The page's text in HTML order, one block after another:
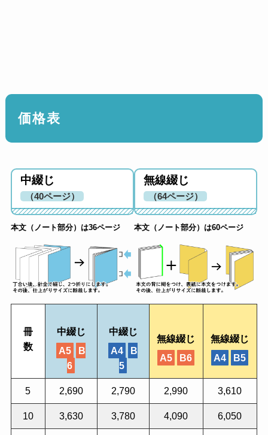
価格表
中綴じ
（40ページ）
本文（ノート部分）は36ページ
無線綴じ
（64ページ）
本文（ノート部分）は60ページ
冊
数
中綴じ
A5
B
6
中綴じ
A4
B
5
無線綴じ
A5
B6
無線綴じ
A4
B5
5 2,690 2,790 2,990 3,610
10 3,630 3,780 4,090 6,050